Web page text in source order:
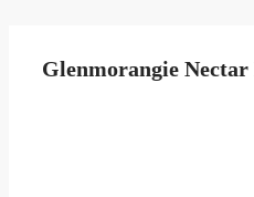
Glenmorangie